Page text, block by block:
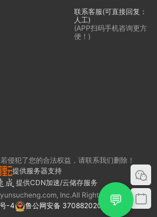
联系客服(可直接回复：
人工)
(APP扫码手机咨询更方
便！)
侵犯了您的合法权益，请联系我们删除！
提供服务器支持
提供CDN加速/云储存服务
Inc.All Rights Reserved.
-4
鲁公网安备 37088202000325号
💬